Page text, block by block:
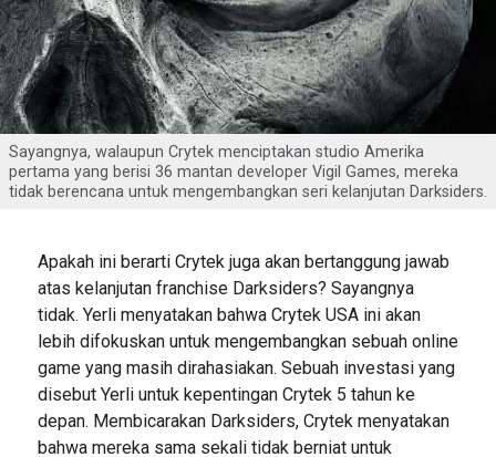
Sayangnya, walaupun Crytek menciptakan studio Amerika
pertama yang berisi 36 mantan developer Vigil Games, mereka
tidak berencana untuk mengembangkan seri kelanjutan Darksiders.
Apakah ini berarti Crytek juga akan bertanggung jawab
atas kelanjutan franchise Darksiders? Sayangnya
tidak. Yerli menyatakan bahwa Crytek USA ini akan
lebih difokuskan untuk mengembangkan sebuah online
game yang masih dirahasiakan. Sebuah investasi yang
disebut Yerli untuk kepentingan Crytek 5 tahun ke
depan. Membicarakan Darksiders, Crytek menyatakan
bahwa mereka sama sekali tidak berniat untuk